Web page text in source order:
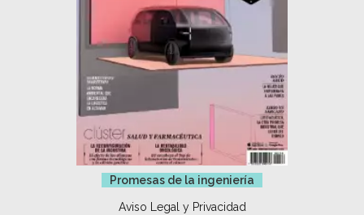
Promesas de la ingeniería
Aviso Legal y Privacidad